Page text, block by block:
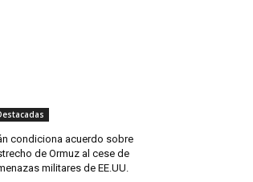
condiciona acuerdo sobre
de Ormuz al cese de
militares de EE.UU.